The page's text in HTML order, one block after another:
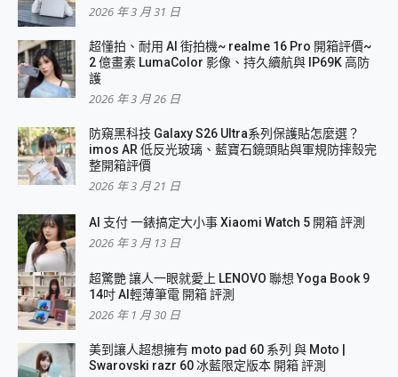
2026 年 3 月 31 日
超懂拍、耐用 AI 街拍機~ realme 16 Pro 開箱評價~
2 億畫素 LumaColor 影像、持久續航與 IP69K 高防
護
2026 年 3 月 26 日
防窺黑科技 Galaxy S26 Ultra系列保護貼怎麼選？
imos AR 低反光玻璃、藍寶石鏡頭貼與軍規防摔殼完
整開箱評價
2026 年 3 月 21 日
AI 支付 一錶搞定大小事 Xiaomi Watch 5 開箱 評測
2026 年 3 月 13 日
超驚艷 讓人一眼就愛上 LENOVO 聯想 Yoga Book 9
14吋 AI輕薄筆電 開箱 評測
2026 年 1 月 30 日
美到讓人超想擁有 moto pad 60 系列 與 Moto |
Swarovski razr 60 冰藍限定版本 開箱 評測